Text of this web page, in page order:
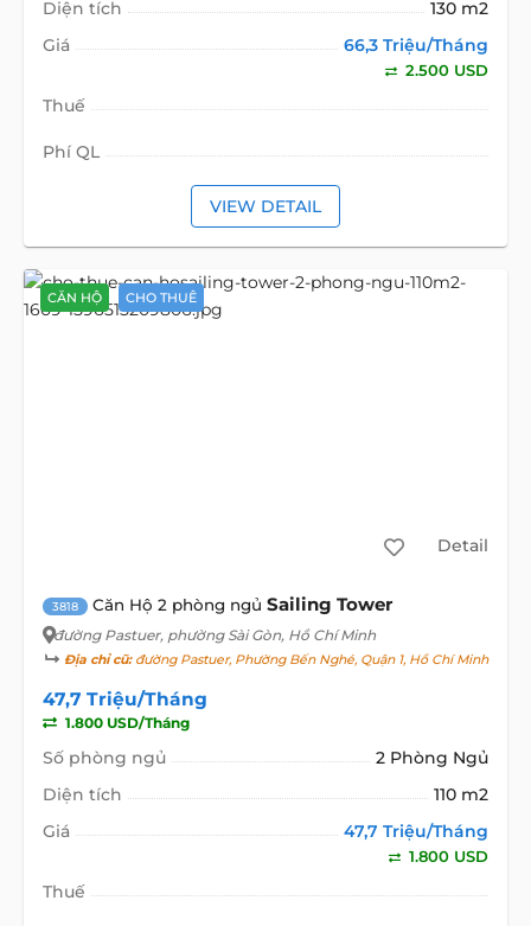
Diện tích
130 m2
Giá
66,3 Triệu/Tháng
2.500 USD
Thuế
Phí QL
VIEW DETAIL
CĂN HỘ CHO THUÊ
Detail
3818 Căn Hộ 2 phòng ngủ Sailing Tower
đường Pastuer, phường Sài Gòn, Hồ Chí Minh
Địa chỉ cũ:đường Pastuer, Phường Bến Nghé, Quận 1, Hồ Chí Minh
47,7 Triệu/Tháng
1.800 USD/Tháng
Số phòng ngủ
2 Phòng Ngủ
Diện tích
110 m2
Giá
47,7 Triệu/Tháng
1.800 USD
Thuế